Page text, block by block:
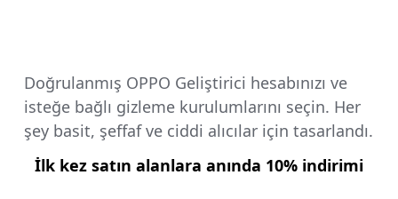
Doğrulanmış OPPO Geliştirici hesabınızı ve
isteğe bağlı gizleme kurulumlarını seçin. Her
şey basit, şeffaf ve ciddi alıcılar için tasarlandı.
İlk kez satın alanlara anında 10% indirimi